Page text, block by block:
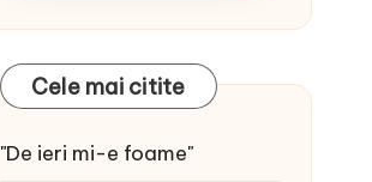
Cele mai citite
"De ieri mi-e foame"